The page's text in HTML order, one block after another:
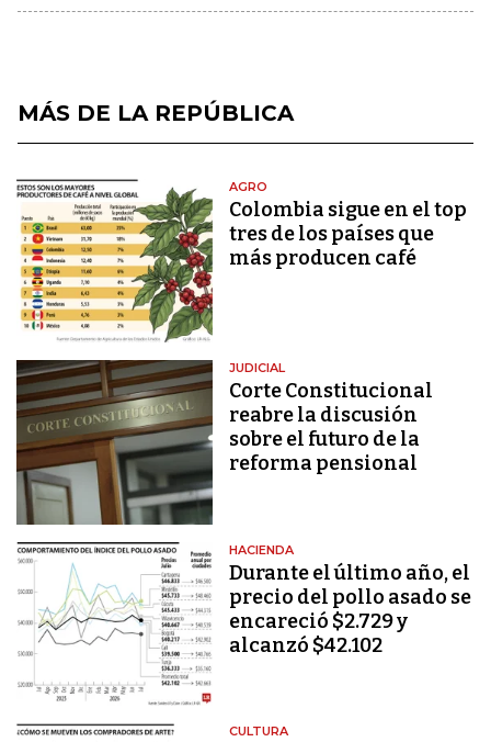
MÁS DE LA REPÚBLICA
AGRO
Colombia sigue en el top
tres de los países que
más producen café
JUDICIAL
Corte Constitucional
reabre la discusión
sobre el futuro de la
reforma pensional
HACIENDA
Durante el último año, el
precio del pollo asado se
encareció $2.729 y
alcanzó $42.102
CULTURA